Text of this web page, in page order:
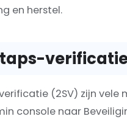
en herstel.
(2SV) zijn vele
console naar